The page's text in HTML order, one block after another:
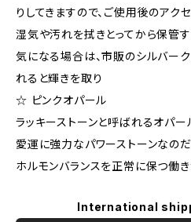
りしてきますので、ご使用後のアク
湿気や汚れを拭きとってから保管
気になる場合は、市販のシルバー
れると輝きを取り
☆ ピンクオパール
ラッキーストーンと呼ばれるオパ
愛運に強力なパワーストーンなの
ホルモンバランスを正常に保つ働
International